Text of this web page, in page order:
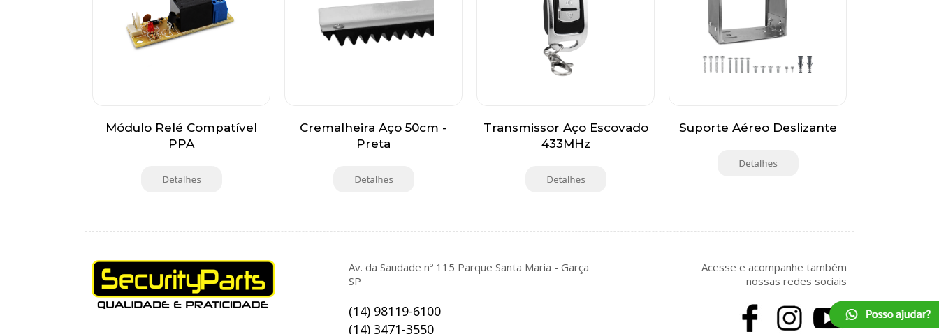
Módulo Relé Compatível
PPA
Cremalheira Aço 50cm -
Preta
Transmissor Aço Escovado
433MHz
Suporte Aéreo Deslizante
Av. da Saudade nº 115 Parque Santa Maria - Garça
SP
(14) 98119-6100
(14) 3471-3550
Acesse e acompanhe também
nossas redes sociais